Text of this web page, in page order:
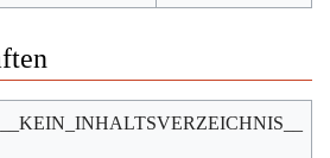
__KEIN_INHALTSVERZEICHNIS__